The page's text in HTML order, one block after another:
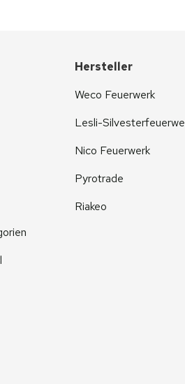
Hersteller
Weco Feuerwerk
Lesli-
Nico Feuerwerk
Pyrotrade
Riakeo